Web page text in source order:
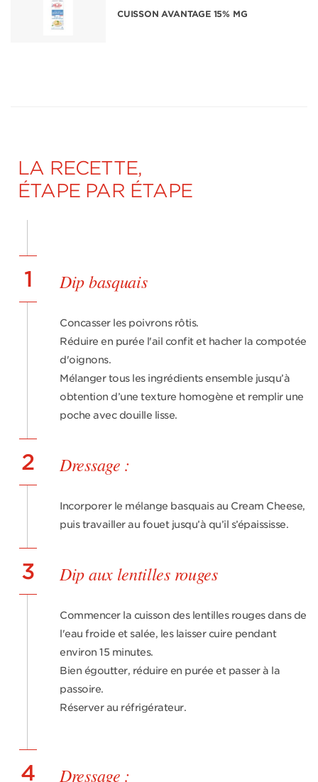
CUISSON AVANTAGE 15% MG
LA RECETTE,
ÉTAPE PAR ÉTAPE
1 Dip basquais
Concasser les poivrons rôtis.
Réduire en purée l'ail confit et hacher la compotée
d'oignons.
Mélanger tous les ingrédients ensemble jusqu’à
obtention d’une texture homogène et remplir une
poche avec douille lisse.
2 Dressage :
Incorporer le mélange basquais au Cream Cheese,
puis travailler au fouet jusqu’à qu’il s’épaississe.
3 Dip aux lentilles rouges
Commencer la cuisson des lentilles rouges dans de
l'eau froide et salée, les laisser cuire pendant
environ 15 minutes.
Bien égoutter, réduire en purée et passer à la
passoire.
Réserver au réfrigérateur.
4 Dressage :